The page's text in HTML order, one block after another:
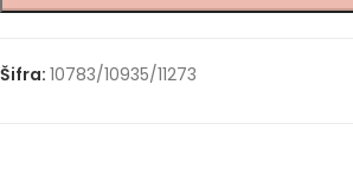
Šifra: 10783/10935/11273